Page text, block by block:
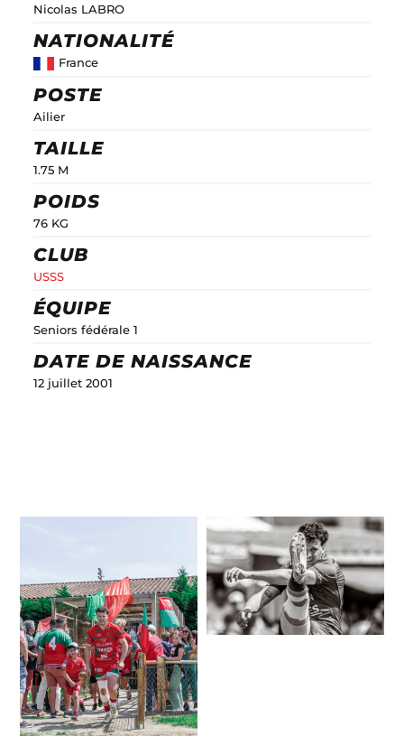
Nicolas LABRO
NATIONALITÉ
France
POSTE
Ailier
TAILLE
1.75 M
POIDS
76 KG
CLUB
USSS
ÉQUIPE
Seniors fédérale 1
DATE DE NAISSANCE
12 juillet 2001